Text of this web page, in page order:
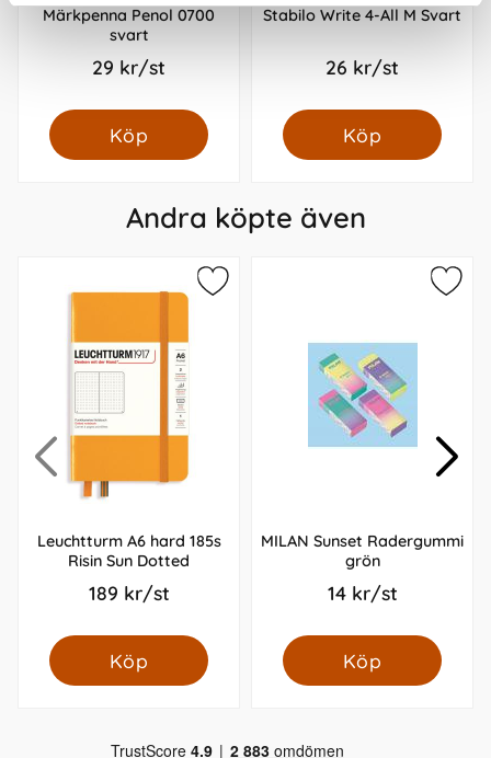
Märkpenna Penol 0700
svart
29 kr/st
Köp
Stabilo Write 4-All M Svart
26 kr/st
Köp
Andra köpte även
Leuchtturm A6 hard 185s
Risin Sun Dotted
189 kr/st
Köp
MILAN Sunset Radergummi
grön
14 kr/st
Köp